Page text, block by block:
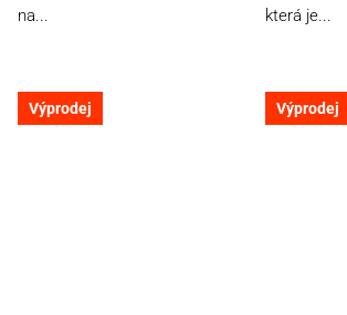
na...
která je...
Výprodej Výprodej